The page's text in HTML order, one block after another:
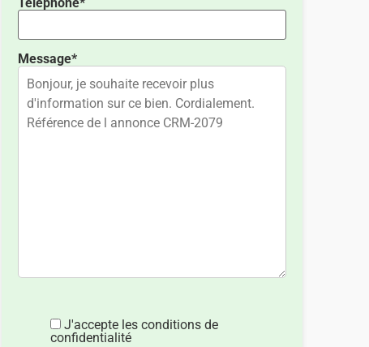
Téléphone*
Message*
J'accepte les conditions de
confidentialité